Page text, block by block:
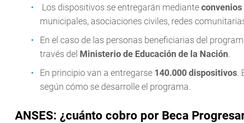
Los dispositivos se entregarán medianteconvenios
municipales, asociaciones civiles, redes
En el caso de las personas beneficiarias del
través del Ministerio de Educación de la Nación.
En principio van a entregarse 140.000 dispositivos.
según cómo se desarrolle el programa.
ANSES: ¿cuánto cobro por Beca